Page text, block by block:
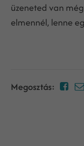
üzeneted van
elmennél, lenne
Megosztás: